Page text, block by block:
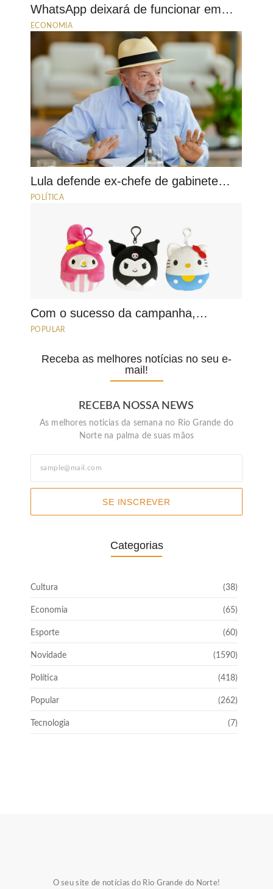
WhatsApp deixará de funcionar em…
ECONOMIA
Lula defende ex-chefe de gabinete…
POLÍTICA
Com o sucesso da campanha,…
POPULAR
Receba as melhores notícias no seu e-
mail!
RECEBA NOSSA NEWS
As melhores noticias da semana no Rio Grande do
Norte na palma de suas mãos
SE INSCREVER
Categorias
Cultura (38)
Economia (65)
Esporte (60)
Novidade (1590)
Política (418)
Popular (262)
Tecnologia (7)
O seu site de notícias do Rio Grande do Norte!